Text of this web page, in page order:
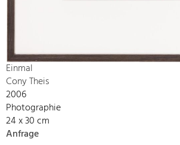
Einmal
Cony Theis
2006
Photographie
24 x 30 cm
Anfrage